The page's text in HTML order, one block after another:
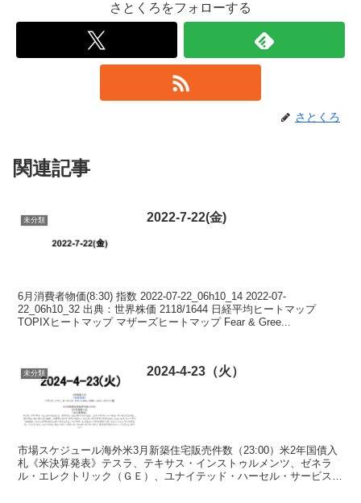
さとくろをフォローする
さとくろ
関連記事
未分類 2022-7-22(金)
6月消費者物価(8:30) 指数 2022-07-22_06h10_14 2022-07-
22_06h10_32 出典：世界株価 2118/1644 日経平均ヒートマップ
TOPIXヒートマップ マザーズヒートマップ Fear & Gree...
未分類 2024-4-23（火）
市場スケジュール海外米3月新築住宅販売件数（23:00）米2年国債入
札《米決算発表》テスラ、テキサス・インストゥルメンツ、ゼネラ
ル・エレクトリック（ＧＥ）、ユナイテッド・ハーセル・サービス